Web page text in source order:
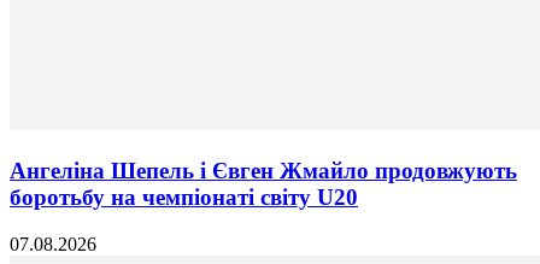
Ангеліна Шепель і Євген Жмайло продовжують
боротьбу на чемпіонаті світу U20
07.08.2026